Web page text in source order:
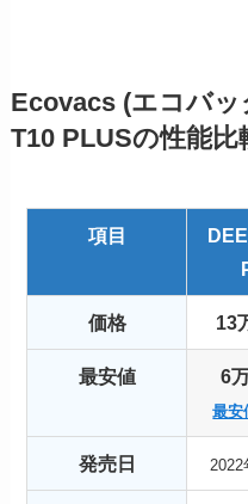
Ecovacs (エコバッ
T10 PLUSの性能比
項目
価格 13
最安値 6
最安
発売日 2022